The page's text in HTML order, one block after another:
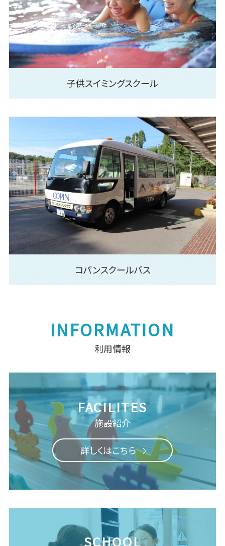
子供スイミングスクール
コパンスクールバス
利用情報
施設紹介
詳しくはこちら